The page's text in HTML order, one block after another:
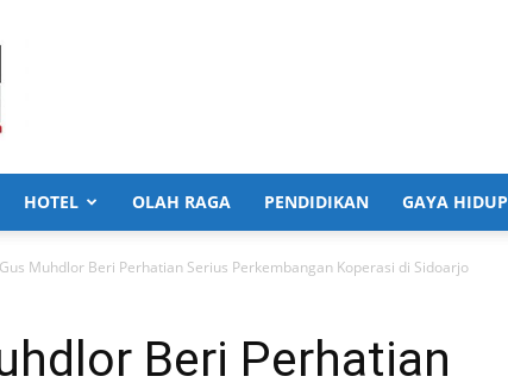
HOTEL OLAH RAGA PENDIDIKAN GAYA HIDUP
Muhdlor Beri Perhatian Serius Perkembangan Koperasi di Sidoarjo
Beri Perhatian